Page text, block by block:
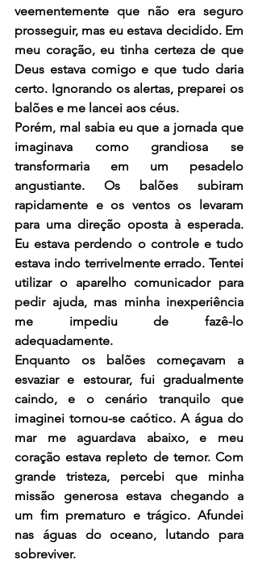
veementemente que não era seguro
prosseguir, mas eu estava decidido. Em
meu coração, eu tinha certeza de que
Deus estava comigo e que tudo daria
certo. Ignorando os alertas, preparei os
balões e me lancei aos céus.
Porém, mal sabia eu que a jornada que
imaginava como grandiosa se
transformaria em um pesadelo
angustiante. Os balões subiram
rapidamente e os ventos os levaram
para uma direção oposta à esperada.
Eu estava perdendo o controle e tudo
estava indo terrivelmente errado. Tentei
utilizar o aparelho comunicador para
pedir ajuda, mas minha inexperiência
me impediu de fazê-lo
adequadamente.
Enquanto os balões começavam a
esvaziar e estourar, fui gradualmente
caindo, e o cenário tranquilo que
imaginei tornou-se caótico. A água do
mar me aguardava abaixo, e meu
coração estava repleto de temor. Com
grande tristeza, percebi que minha
missão generosa estava chegando a
um fim prematuro e trágico. Afundei
nas águas do oceano, lutando para
sobreviver.